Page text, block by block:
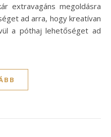
extravagáns megoldásra
ad arra, hogy kreatívan
a póthaj lehetőséget ad